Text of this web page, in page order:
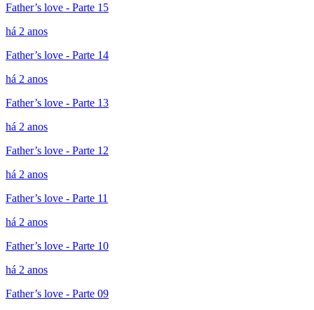
Father’s love - Parte 15
há 2 anos
Father’s love - Parte 14
há 2 anos
Father’s love - Parte 13
há 2 anos
Father’s love - Parte 12
há 2 anos
Father’s love - Parte 11
há 2 anos
Father’s love - Parte 10
há 2 anos
Father’s love - Parte 09